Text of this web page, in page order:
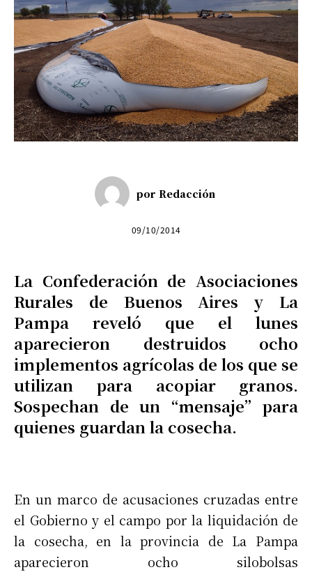
por Redacción
09/10/2014
La Confederación de Asociaciones
Rurales de Buenos Aires y La
Pampa reveló que el lunes
aparecieron destruidos ocho
implementos agrícolas de los que se
utilizan para acopiar granos.
Sospechan de un “mensaje” para
quienes guardan la cosecha.
En un marco de acusaciones cruzadas entre
el Gobierno y el campo por la liquidación de
la cosecha, en la provincia de La Pampa
aparecieron ocho silobolsas